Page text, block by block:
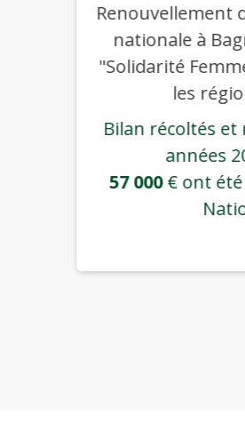
Renouvellement
nationale à
"Solidarité
les
Bilan récoltés
années
57 000€ ont